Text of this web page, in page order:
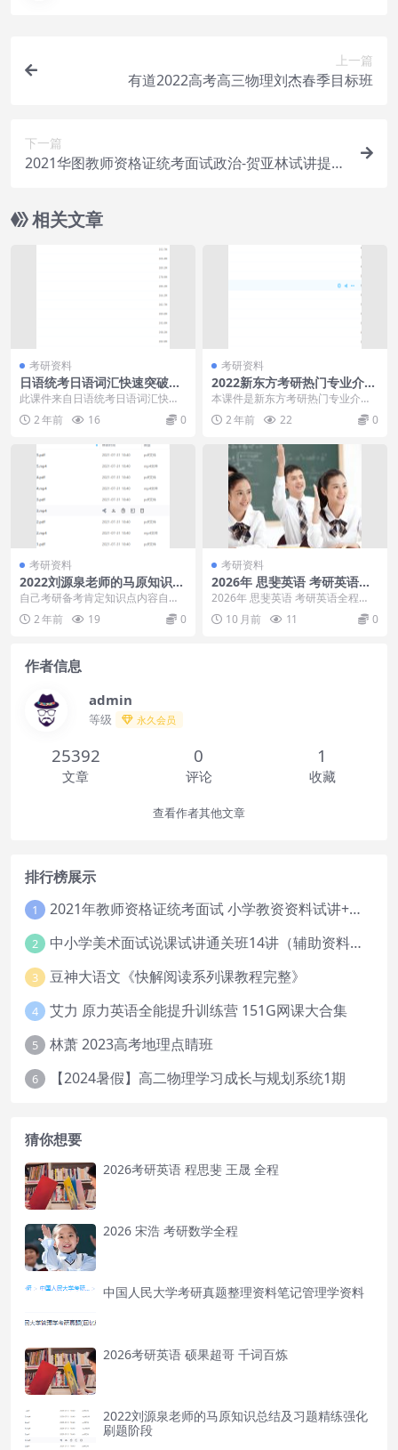
上一篇
有道2022高考高三物理刘杰春季目标班
下一篇
2021华图教师资格证统考面试政治-贺亚林试讲提升
相关文章
考研资料
日语统考日语词汇快速突破全
集
此课件来自日语统考日语词汇快速
突破全集，初学日语的人感觉语法
并不难，最难的莫过于...
2 年前 16 0
考研资料
2022新东方考研热门专业介绍
备考指导实战指南制定未来规
本课件是新东方考研热门专业介
绍，内容很全面，讲解了考研怎样
备考怎么制定计划，有想...
2 年前 22 0
考研资料
2022刘源泉老师的马原知识总
结及习题精练强化刷题阶段
自己考研备考肯定知识点内容自己
掌握不好，那么就听听刘源泉老师
的马原知识总结及习题...
2 年前 19 0
考研资料
2026年 思斐英语 考研英语全
程班
2026年 思斐英语 考研英语全程
班，2026年 思斐英语 考研英语全
程班目录：...
10 月前 11 0
作者信息
admin
等级 永久会员
25392
文章
0
评论
1
收藏
查看作者其他文章
排行榜展示
1 2021年教师资格证统考面试 小学教资资料试讲+答辩
2 中小学美术面试说课试讲通关班14讲（辅助资料第一套）
3 豆神大语文《快解阅读系列课教程完整》
4 艾力 原力英语全能提升训练营 151G网课大合集
5 林萧 2023高考地理点睛班
6 【2024暑假】高二物理学习成长与规划系统1期
猜你想要
2026考研英语 程思斐 王晟 全程
2026 宋浩 考研数学全程
中国人民大学考研真题整理资料笔记管理学资料
2026考研英语 硕果超哥 千词百炼
2022刘源泉老师的马原知识总结及习题精练强化
刷题阶段